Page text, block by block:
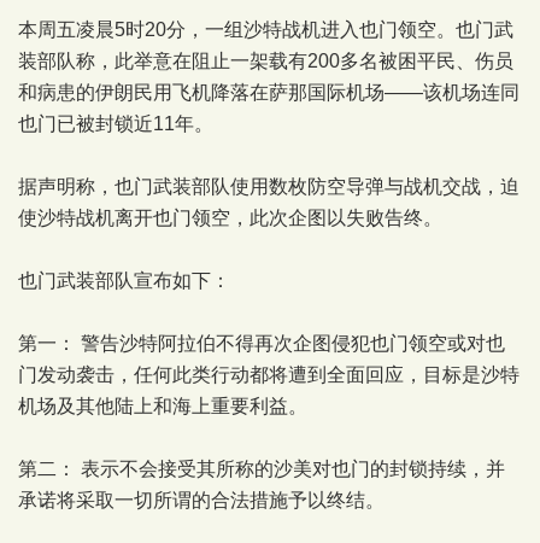
本周五凌晨5时20分，一组沙特战机进入也门领空。也门武
装部队称，此举意在阻止一架载有200多名被困平民、伤员
和病患的伊朗民用飞机降落在萨那国际机场——该机场连同
也门已被封锁近11年。
据声明称，也门武装部队使用数枚防空导弹与战机交战，迫
使沙特战机离开也门领空，此次企图以失败告终。
也门武装部队宣布如下：
第一： 警告沙特阿拉伯不得再次企图侵犯也门领空或对也
门发动袭击，任何此类行动都将遭到全面回应，目标是沙特
机场及其他陆上和海上重要利益。
第二： 表示不会接受其所称的沙美对也门的封锁持续，并
承诺将采取一切所谓的合法措施予以终结。